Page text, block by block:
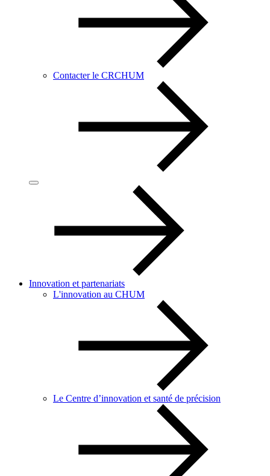
Contacter le CRCHUM
Innovation et partenariats
L'innovation au CHUM
Le Centre d’innovation et santé de précision